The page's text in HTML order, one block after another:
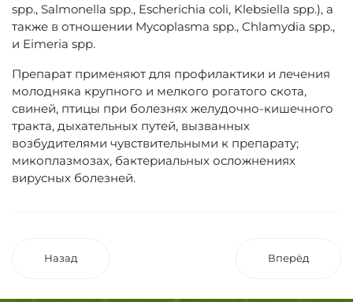
spp., Salmonella spp., Escherichia coli, Klebsiella spp.), а
также в отношении Mycoplasma spp., Chlamydia spp.,
и Eimeria spp.
Препарат применяют для профилактики и лечения
молодняка крупного и мелкого рогатого скота,
свиней, птицы при болезнях желудочно-кишечного
тракта, дыхательных путей, вызванных
возбудителями чувствительными к препарату;
микоплазмозах, бактериальных осложнениях
вирусных болезней.
Назад Вперёд